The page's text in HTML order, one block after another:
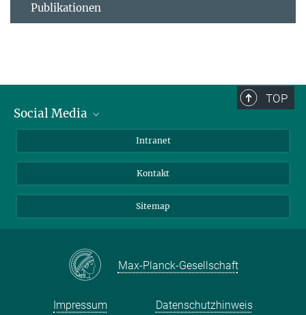
Publikationen
TOP
Social Media
Intranet
Kontakt
Sitemap
Max-Planck-Gesellschaft
Impressum Datenschutzhinweis